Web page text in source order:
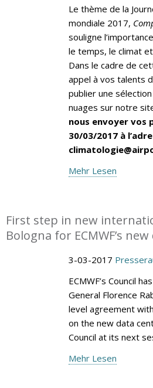
Le thème de la
mondiale 2017,
souligne
le temps, le climat
Dans le cadre de
appel à vos talents
publier une
nuages sur notre
nous envoyer vos
30/03/2017 à
Mehr Lesen
First step in new
Bologna for ECMWF’s
3-03-2017
ECMWF’s Council
General Florence
level agreement
on the new data
Council at its next
Mehr Lesen